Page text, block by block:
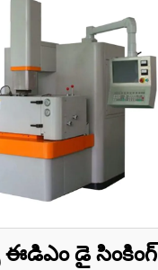
ఈడిఎం డై సింకింగ్